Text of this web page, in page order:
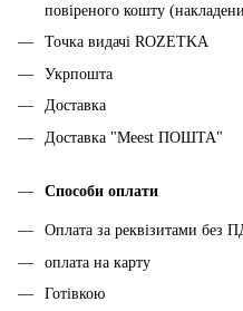
повіреного кошту
Точка видачі ROZETKA
Укрпошта
Доставка
Доставка "Meest ПОШТА"
Способи оплати
Оплата за реквізитами без
оплата на карту
Готівкою